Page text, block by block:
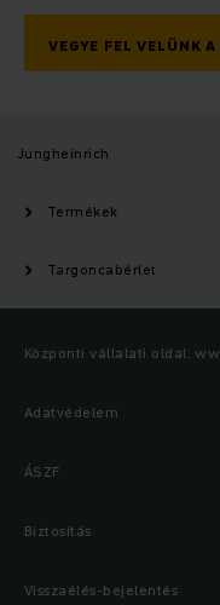
VEGYE FEL VELÜNK
Jungheinrich
Termékek
Targoncabérlet
Központi vállalati oldal:
Adatvédelem
ÁSZF
Biztosítás
Visszaélés-bejelentés